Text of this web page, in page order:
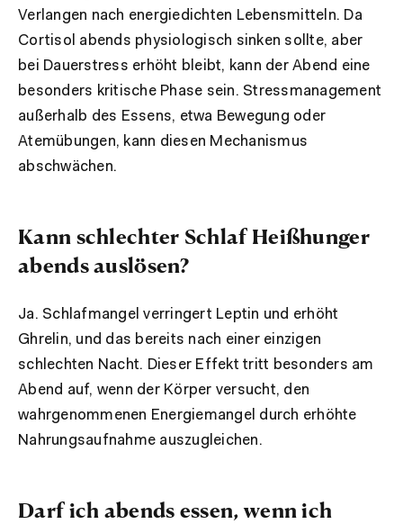
Verlangen nach energiedichten Lebensmitteln. Da
Cortisol abends physiologisch sinken sollte, aber
bei Dauerstress erhöht bleibt, kann der Abend eine
besonders kritische Phase sein. Stressmanagement
außerhalb des Essens, etwa Bewegung oder
Atemübungen, kann diesen Mechanismus
abschwächen.
Kann schlechter Schlaf Heißhunger
abends auslösen?
Ja. Schlafmangel verringert Leptin und erhöht
Ghrelin, und das bereits nach einer einzigen
schlechten Nacht. Dieser Effekt tritt besonders am
Abend auf, wenn der Körper versucht, den
wahrgenommenen Energiemangel durch erhöhte
Nahrungsaufnahme auszugleichen.
Darf ich abends essen, wenn ich